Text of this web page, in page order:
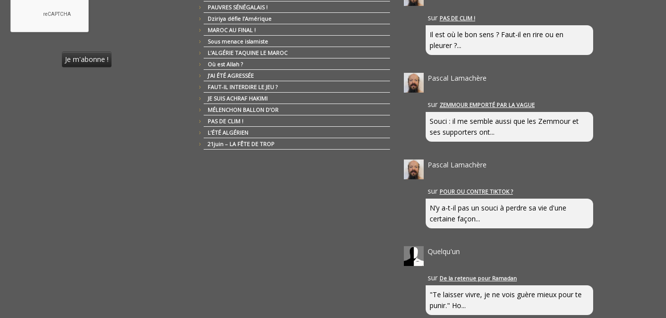
PAUVRES SÉNÉGALAIS !
Dziriya défie l’Amérique
MAROC AU FINAL !
Sous menace islamiste
L’ALGÉRIE TAQUINE LE MAROC
Où est Allah ?
J’AI ÉTÉ AGRESSÉE
FAUT-IL INTERDIRE LE JEU ?
JE SUIS ACHRAF HAKIMI
MÉLENCHON BALLON D’OR
PAS DE CLIM !
L’ÉTÉ ALGÉRIEN
21juin – LA FÊTE DE TROP
sur PAS DE CLIM !
Il est où le bon sens ? Faut-il en rire ou en
pleurer ?...
Pascal Lamachère
sur ZEMMOUR EMPORTÉ PAR LA VAGUE
Souci : il me semble aussi que les Zemmour et
ses supporters ont...
Pascal Lamachère
sur POUR OU CONTRE TIKTOK ?
N’y a-t-il pas un souci à perdre sa vie d'une
certaine façon...
Quelqu'un
sur De la retenue pour Ramadan
"Te laisser vivre, je ne vois guère mieux pour te
punir." Ho...